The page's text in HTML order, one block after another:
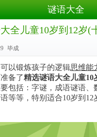
谜语大全
全儿童10岁到12岁(
毕成
锻炼孩子的逻辑思维能
备了精选谜语大全儿童10
包括：字谜，成语谜语、
等等，特别适合10岁到